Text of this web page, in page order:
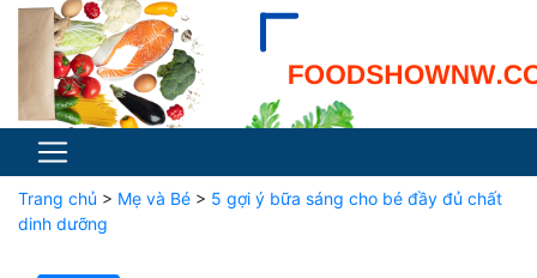
Trang chủ > Mẹ và Bé > 5 gợi ý bữa sáng cho bé đầy đủ chất
dinh dưỡng